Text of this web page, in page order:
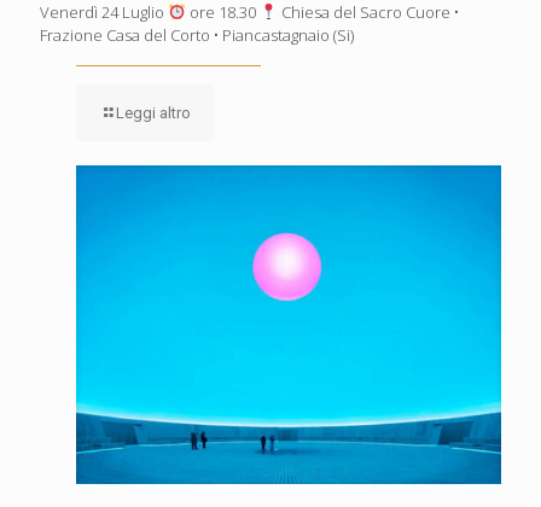
Venerdì 24 Luglio ore 18.30
Chiesa del Sacro Cuore •
Frazione Casa del Corto • Piancastagnaio (Si)
Leggi altro